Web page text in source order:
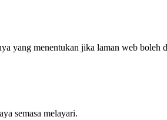
yang menentukan jika laman web boleh
semasa melayari.